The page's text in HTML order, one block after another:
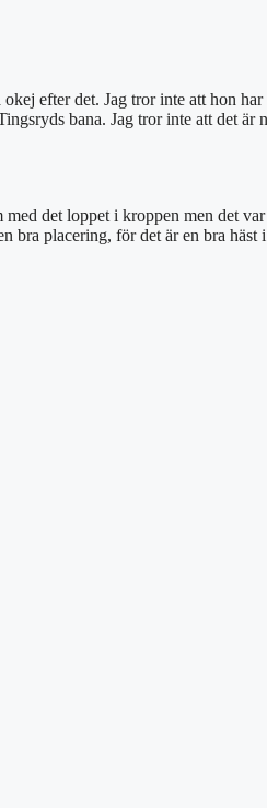
efter det. Jag tror inte att hon
bana. Jag tror inte att det
det loppet i kroppen men det
bra placering, för det är en bra